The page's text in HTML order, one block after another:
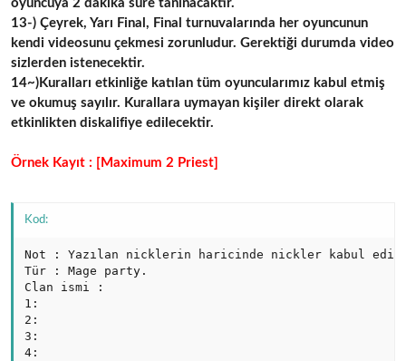
oyuncuya 2 dakika süre tanınacaktır.
13-) Çeyrek, Yarı Final, Final turnuvalarında her oyuncunun
kendi videosunu çekmesi zorunludur. Gerektiği durumda video
sizlerden istenecektir.
14~)Kuralları etkinliğe katılan tüm oyuncularımız kabul etmiş
ve okumuş sayılır. Kurallara uymayan kişiler direkt olarak
etkinlikten diskalifiye edilecektir.
Örnek Kayıt : [Maximum 2 Priest]
Kod:
Not : Yazılan nicklerin haricinde nickler kabul
Tür : Mage party.
Clan ismi :
1:
2:
3:
4: